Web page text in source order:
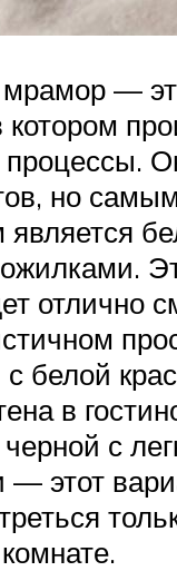
мрамор —
котором
процессы.
но самым
отлично
белой
в
с
этот